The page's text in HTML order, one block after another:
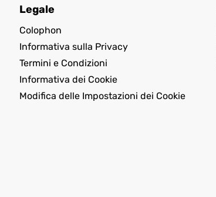
Legale
Colophon
Informativa sulla Privacy
Termini e Condizioni
Informativa dei Cookie
Modifica delle Impostazioni dei Cookie